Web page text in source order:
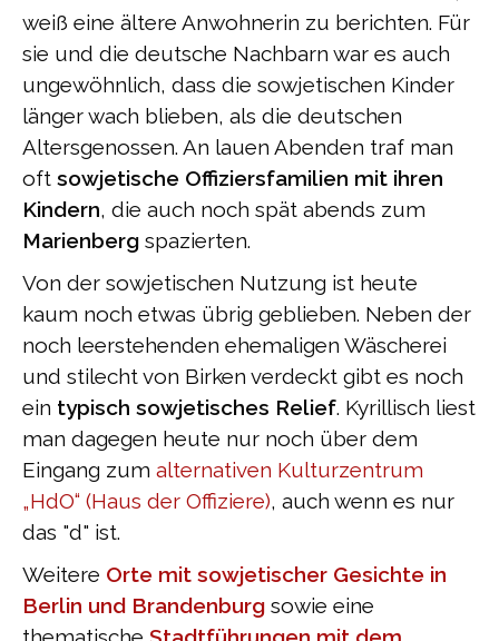
weiß eine ältere Anwohnerin zu berichten. Für
sie und die deutsche Nachbarn war es auch
ungewöhnlich, dass die sowjetischen Kinder
länger wach blieben, als die deutschen
Altersgenossen. An lauen Abenden traf man
oft sowjetische Offiziersfamilien mit ihren
Kindern, die auch noch spät abends zum
Marienberg spazierten.
Von der sowjetischen Nutzung ist heute
kaum noch etwas übrig geblieben. Neben der
noch leerstehenden ehemaligen Wäscherei
und stilecht von Birken verdeckt gibt es noch
ein typisch sowjetisches Relief. Kyrillisch liest
man dagegen heute nur noch über dem
Eingang zum alternativen Kulturzentrum
„HdO“ (Haus der Offiziere), auch wenn es nur
das "d" ist.
Weitere Orte mit sowjetischer Gesichte in
Berlin und Brandenburg sowie eine
thematische Stadtführungen mit dem